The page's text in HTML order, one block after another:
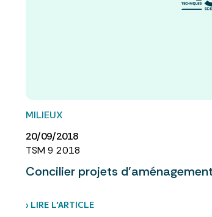
MILIEUX
20/09/2018
TSM 9 2018
Concilier projets
› LIRE L’ARTICLE